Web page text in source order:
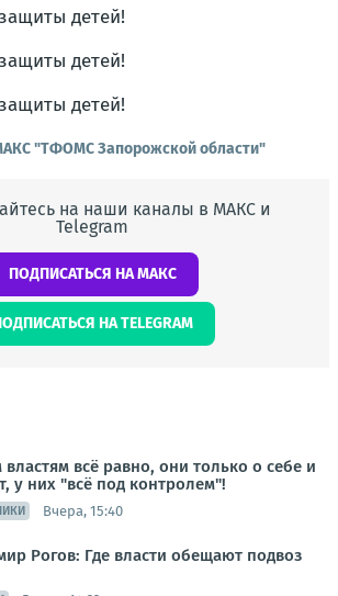
"ТФОМС Запорожской области"
на наши каналы в МАКС и
Telegram
ПОДПИСАТЬСЯ НА МАКС
НА TELEGRAM
всё равно, они только о себе и
у них "всё под контролем"!
Вчера, 15:40
Рогов: Где власти обещают подвоз